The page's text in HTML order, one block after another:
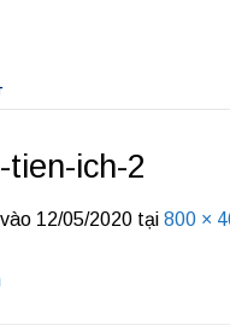
ich-2
12/05/2020 tại 800 ×